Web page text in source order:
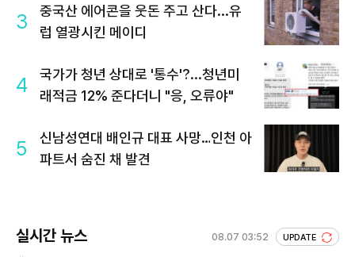
3
중국산 에어콘을 웃돈 주고 산다...유
럽 열광시킨 메이디
4
국가가 청년 상대로 '통수'?...청년미
래적금 12% 준다더니 "응, 오류야"
5
신남성연대 배인규 대표 사망…인천 아
파트서 숨진 채 발견
실시간 뉴스 08.07 03:52 UPDATE